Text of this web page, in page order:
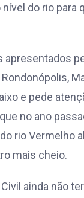
do rio para
apresentados
e pede
no ano
rio Vermelho
mais cheio.
ainda não